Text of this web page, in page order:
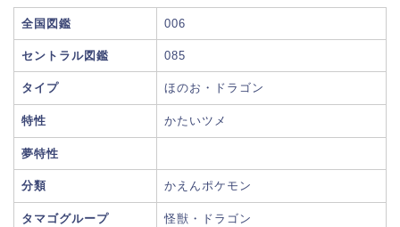
全国図鑑 006
セントラル図鑑 085
タイプ ほのお・ドラゴン
特性 かたいツメ
夢特性
分類 かえんポケモン
タマゴグループ 怪獣・ドラゴン